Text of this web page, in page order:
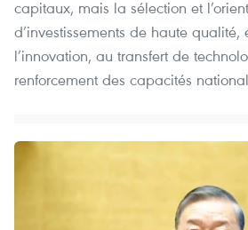
capitaux, mais la sélection et
d’investissements de haute qualité,
l’innovation, au transfert de
renforcement des capacités